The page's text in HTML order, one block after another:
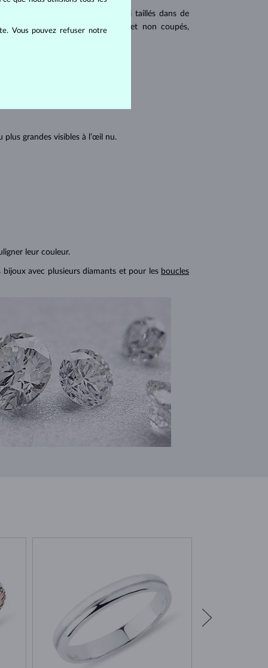
Les diamants sont aussi taillés dans de
avec angles pointus et non coupés,
internes du diamant :
grandes visibles à l’œil nu.
leur couleur.
bijoux avec plusieurs diamants et pour les boucles
Vous pouvez refuser notre